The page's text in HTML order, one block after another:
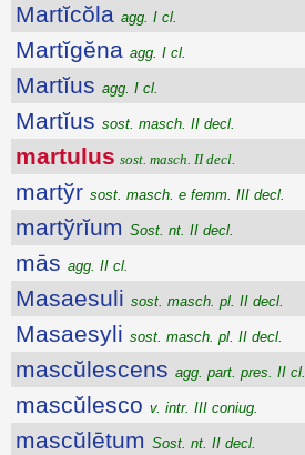
Martĭcŏla agg. I cl.
Martĭgĕna agg. I cl.
Martĭus agg. I cl.
Martĭus sost. masch. II decl.
martulus sost. masch. II decl.
martўr sost. masch. e femm. III decl.
martўrĭum Sost. nt. II decl.
mās agg. II cl.
Masaesuli sost. masch. pl. II decl.
Masaesyli sost. masch. pl. II decl.
mascŭlescens agg. part. pres. II cl.
mascŭlesco v. intr. III coniug.
mascŭlētum Sost. nt. II decl.